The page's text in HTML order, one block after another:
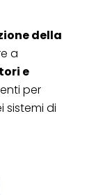
della
a
e
per
sistemi di